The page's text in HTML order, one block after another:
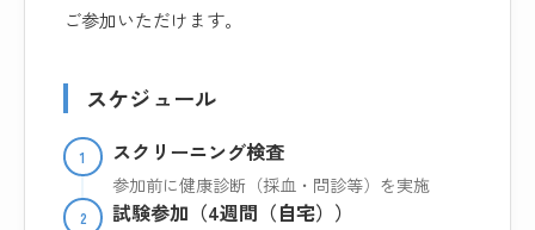
ご参加いただけます。
スケジュール
1 スクリーニング検査
参加前に健康診断（採血・問診等）を実施
2 試験参加（4週間（自宅））